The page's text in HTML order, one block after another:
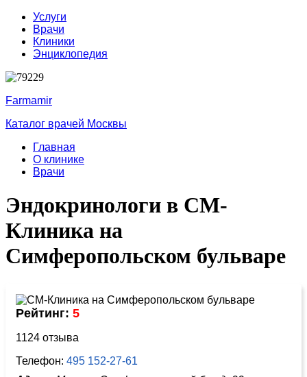
Услуги
Врачи
Клиники
Энциклопедия
Farmamir
Каталог врачей Москвы
Главная
О клинике
Врачи
Эндокринологи в СМ-
Клиника на
Симферопольском бульваре
Рейтинг: 5
1124 отзыва
Телефон: 495 152-27-61